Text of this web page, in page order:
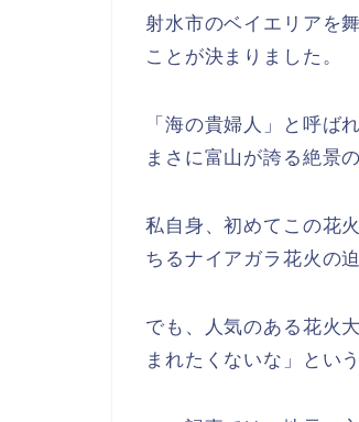
射水市のベイエリアを
ことが決まりました。
「海の貴婦人」と呼ば
まさに富山が誇る絶景
私自身、初めてこの花
ちるナイアガラ花火の
でも、人気のある花火
まれたくないな」とい